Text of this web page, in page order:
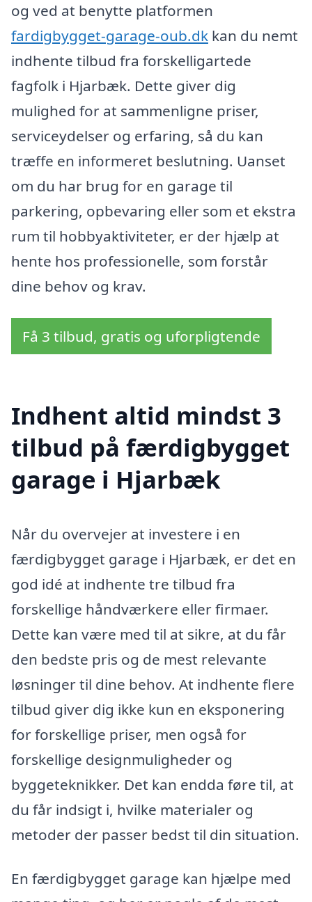
og ved at benytte platformen
fardigbygget-garage-oub.dk kan du nemt
indhente tilbud fra forskelligartede
fagfolk i Hjarbæk. Dette giver dig
mulighed for at sammenligne priser,
serviceydelser og erfaring, så du kan
træffe en informeret beslutning. Uanset
om du har brug for en garage til
parkering, opbevaring eller som et ekstra
rum til hobbyaktiviteter, er der hjælp at
hente hos professionelle, som forstår
dine behov og krav.
Få 3 tilbud, gratis og uforpligtende
Indhent altid mindst 3
tilbud på færdigbygget
garage i Hjarbæk
Når du overvejer at investere i en
færdigbygget garage i Hjarbæk, er det en
god idé at indhente tre tilbud fra
forskellige håndværkere eller firmaer.
Dette kan være med til at sikre, at du får
den bedste pris og de mest relevante
løsninger til dine behov. At indhente flere
tilbud giver dig ikke kun en eksponering
for forskellige priser, men også for
forskellige designmuligheder og
byggeteknikker. Det kan endda føre til, at
du får indsigt i, hvilke materialer og
metoder der passer bedst til din situation.
En færdigbygget garage kan hjælpe med